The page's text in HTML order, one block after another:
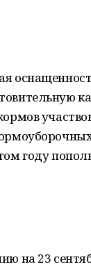
году
на 23